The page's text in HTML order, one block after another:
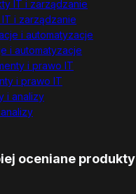
i zarządzanie
i automatyzacje
i prawo IT
oceniane produkty